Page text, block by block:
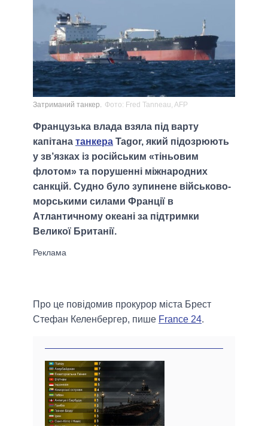
Затриманий танкер. Фото: Fred Tanneau, AFP
Французька влада взяла під варту
капітана танкера Tagor, який підозрюють
у зв’язках із російським «тіньовим
флотом» та порушенні міжнародних
санкцій. Судно було зупинене військово-
морськими силами Франції в
Атлантичному океані за підтримки
Великої Британії.
Про це повідомив прокурор міста Брест
Стефан Келенбергер, пише France 24.